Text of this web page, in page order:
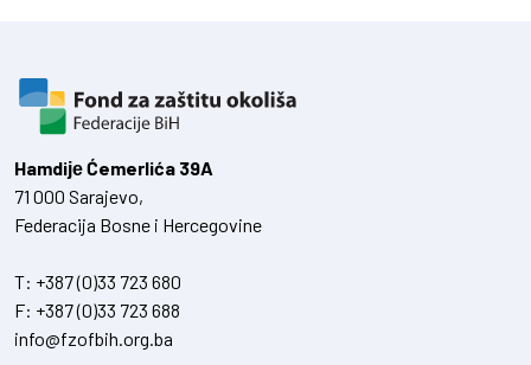
Hamdiје Ćemerlića 39A
71 000 Sarajevo,
Federacija Bosne i Hercegovine
T: +387 (0)33 723 680
F: +387 (0)33 723 688
info@fzofbih.org.ba